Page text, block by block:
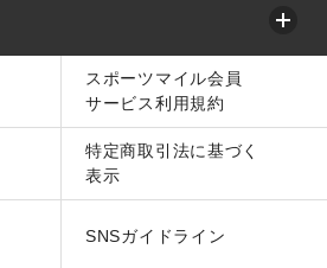
スポーツマイル会員
サービス利用規約
特定商取引法に基づく
表示
SNSガイドライン